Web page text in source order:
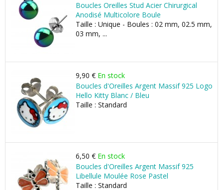
Boucles Oreilles Stud Acier Chirurgical
Anodisé Multicolore Boule
Taille : Unique - Boules : 02 mm, 02.5 mm,
03 mm, ...
9,90 € En stock
Boucles d'Oreilles Argent Massif 925 Logo
Hello Kitty Blanc / Bleu
Taille : Standard
6,50 € En stock
Boucles d'Oreilles Argent Massif 925
Libellule Moulée Rose Pastel
Taille : Standard